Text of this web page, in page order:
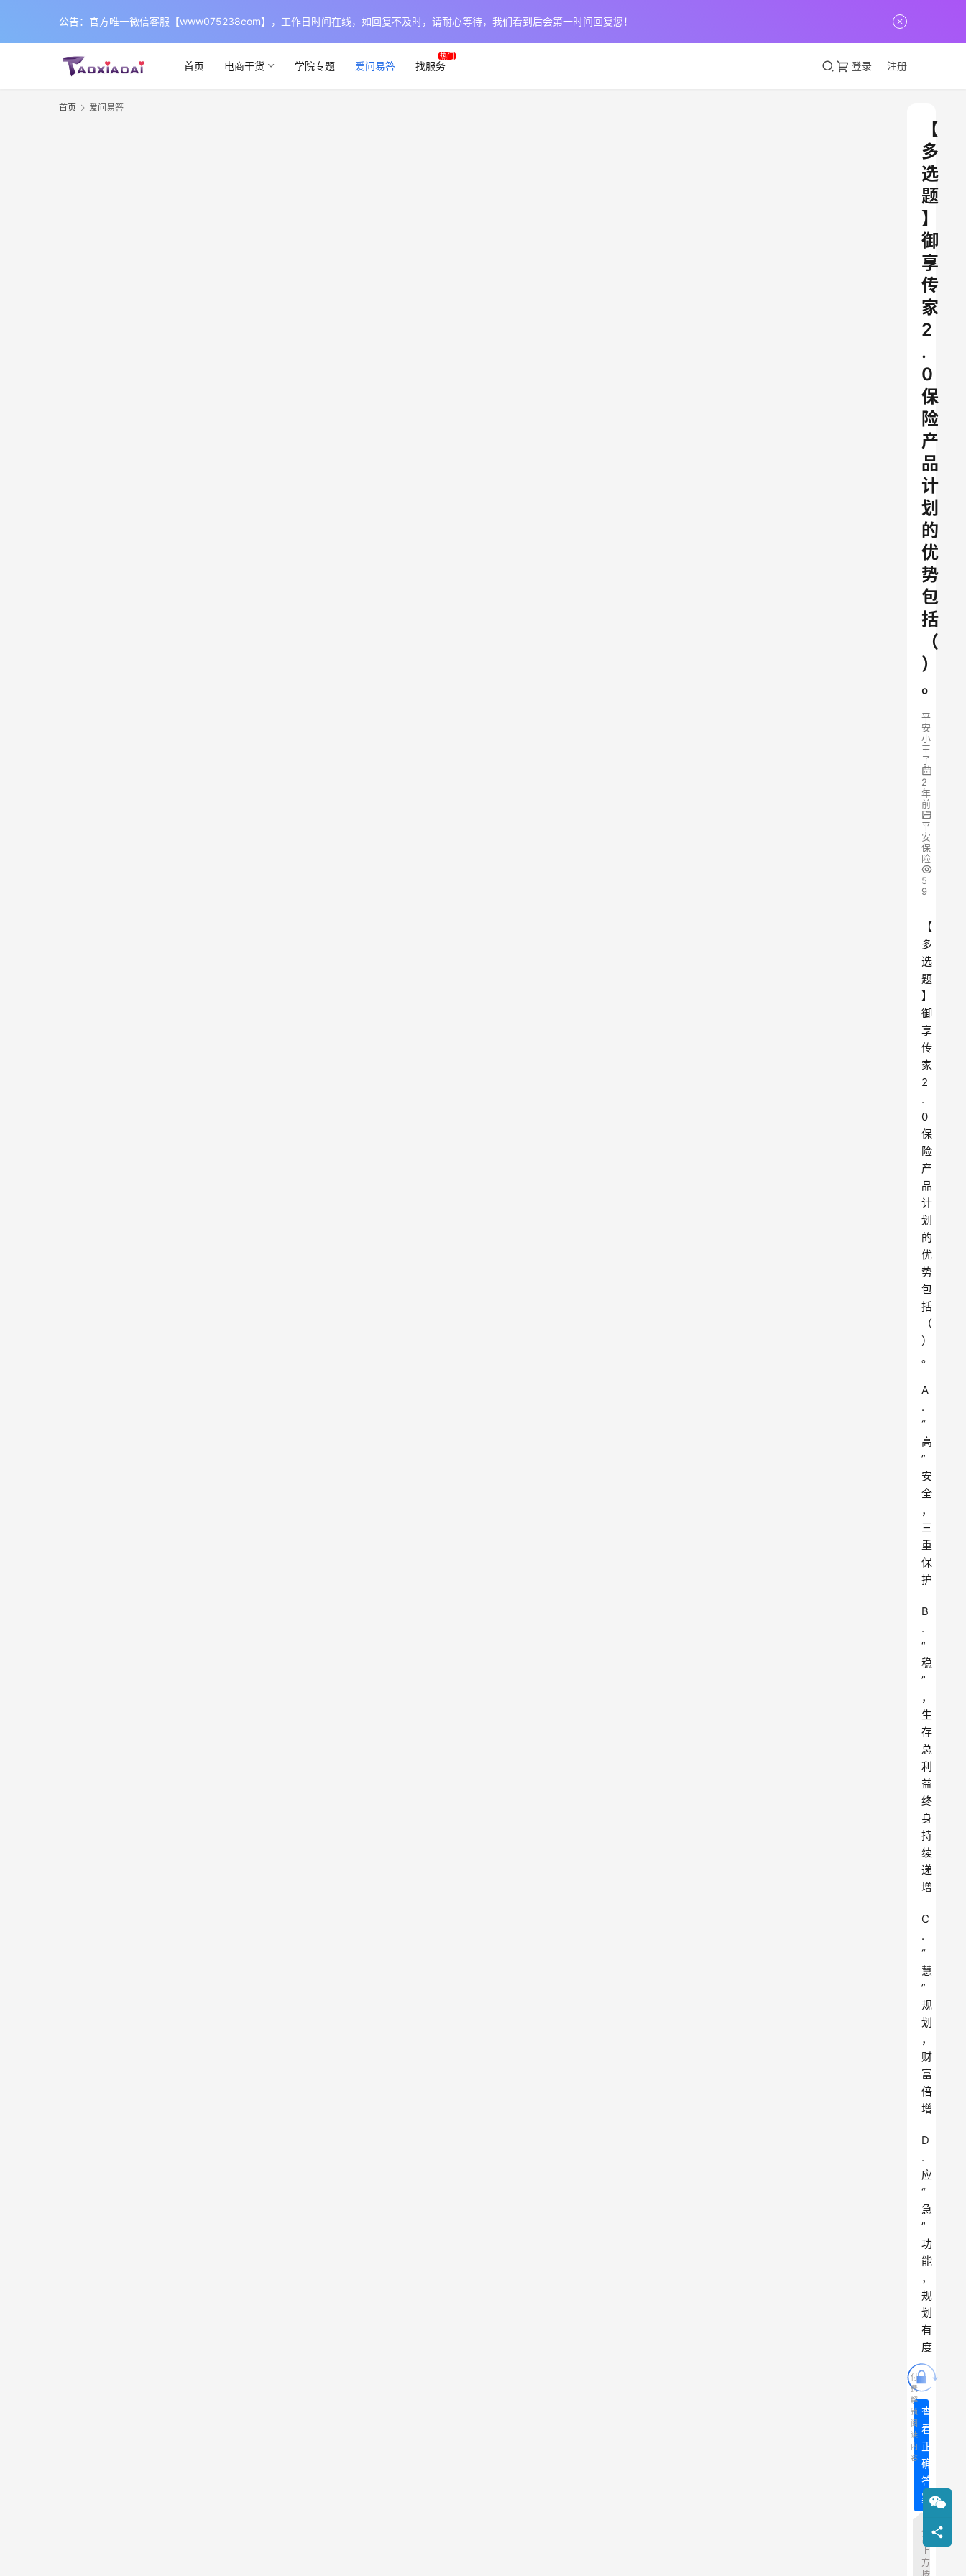
公告：官方唯一微信客服【www075238com】，工作日时间在线，如回复不及时，请耐心等待，我们看到后会第一时间回复您！
首页 电商干货 学院专题 爱问易答 找服务 登录 注册
首页 爱问易答
【
多
选
题
】
御
享
传
家
2
.
0
保
险
产
品
计
划
的
优
势
包
括
（
）
。
平
安
小
王
子
2
年
前
平
安
保
险
5
9
【
多
选
题
】
御
享
传
家
2
.
0
保
险
产
品
计
划
的
优
势
包
括
（
）
。
A
.
“
高
”
安
全
，
三
重
保
护
B
.
“
稳
”
，
生
存
总
利
益
终
身
持
续
递
增
C
.
“
慧
”
规
划
，
财
富
倍
增
D
.
应
“
急
”
功
能
，
规
划
有
度
查
看
正
确
答
案
点
击
上
方
付
费
解
锁
阅
读
内
容